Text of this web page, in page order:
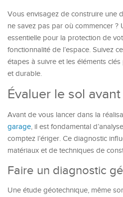
Vous envisagez de construire une
ne savez pas par où commencer ?
essentielle pour la protection de
fonctionnalité de l’espace. Suivez
étapes à suivre et les éléments
et durable.
Évaluer le sol
Avant de vous lancer dans la
garage, il est fondamental
comptez l’ériger. Ce diagnostic
matériaux et de techniques de
Faire un diagnostic
Une étude géotechnique, même